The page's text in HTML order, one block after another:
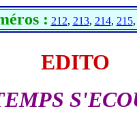
: 212, 213, 214, 215,
EDITO